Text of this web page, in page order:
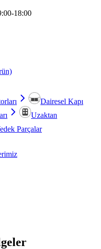
18:00
Dairesel Kapı
Uzaktan
Parçalar